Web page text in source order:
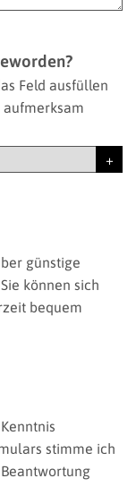
Feld ausfüllen
aufmerksam
günstige
können sich
bequem
stimme ich